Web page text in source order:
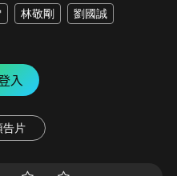
林敬剛 劉國誠
入
告片